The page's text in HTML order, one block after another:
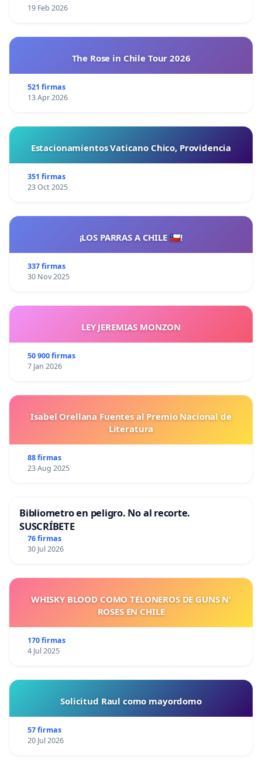
19 Feb 2026
The Rose in Chile Tour 2026
521 firmas
13 Apr 2026
Estacionamientos Vaticano Chico, Providencia
351 firmas
23 Oct 2025
¡LOS PARRAS A CHILE 🇨🇱!
337 firmas
30 Nov 2025
LEY JEREMIAS MONZON
50 900 firmas
7 Jan 2026
Isabel Orellana Fuentes al Premio Nacional de
Literatura
88 firmas
23 Aug 2025
Bibliometro en peligro. No al recorte.
SUSCRÍBETE
76 firmas
30 Jul 2026
WHISKY BLOOD COMO TELONEROS DE GUNS N'
ROSES EN CHILE
170 firmas
4 Jul 2025
Solicitud Raul como mayordomo
57 firmas
20 Jul 2026